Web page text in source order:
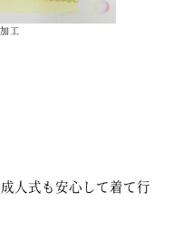
工
人式も安心して着て行